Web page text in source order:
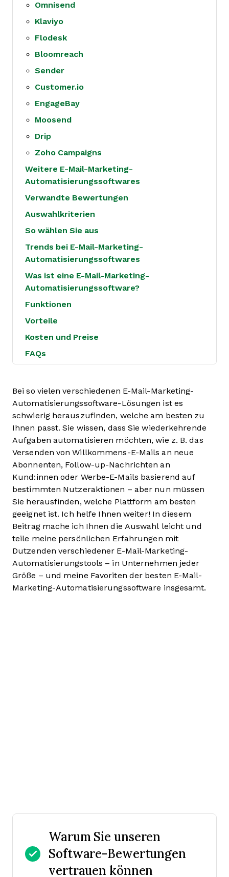
Omnisend
Klaviyo
Flodesk
Bloomreach
Sender
Customer.io
EngageBay
Moosend
Drip
Zoho Campaigns
Weitere E-Mail-Marketing-
Automatisierungssoftwares
Verwandte Bewertungen
Auswahlkriterien
So wählen Sie aus
Trends bei E-Mail-Marketing-
Automatisierungssoftwares
Was ist eine E-Mail-Marketing-
Automatisierungssoftware?
Funktionen
Vorteile
Kosten und Preise
FAQs
Bei so vielen verschiedenen E-Mail-Marketing-
Automatisierungssoftware-Lösungen ist es
schwierig herauszufinden, welche am besten zu
Ihnen passt. Sie wissen, dass Sie wiederkehrende
Aufgaben automatisieren möchten, wie z. B. das
Versenden von Willkommens-E-Mails an neue
Abonnenten, Follow-up-Nachrichten an
Kund:innen oder Werbe-E-Mails basierend auf
bestimmten Nutzeraktionen – aber nun müssen
Sie herausfinden, welche Plattform am besten
geeignet ist. Ich helfe Ihnen weiter! In diesem
Beitrag mache ich Ihnen die Auswahl leicht und
teile meine persönlichen Erfahrungen mit
Dutzenden verschiedener E-Mail-Marketing-
Automatisierungstools – in Unternehmen jeder
Größe – und meine Favoriten der besten E-Mail-
Marketing-Automatisierungssoftware insgesamt.
Warum Sie unseren
Software-Bewertungen
vertrauen können